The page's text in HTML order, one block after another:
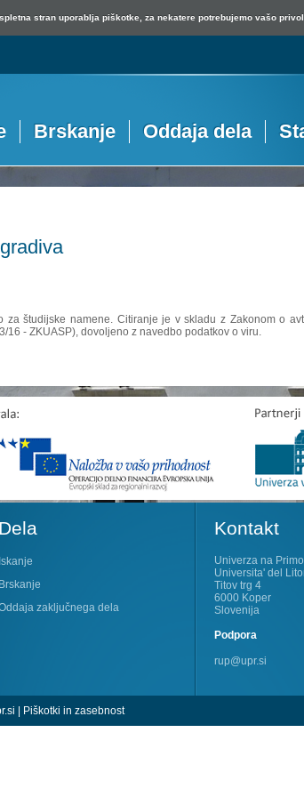
stran uporablja piškotke, za nekatere potrebujemo vašo
Brskanje Oddaja dela
za študijske namene. Citiranje je v skladu z Zakonom o
- ZKUASP), dovoljeno z navedbo podatkov o viru.
Dela
Iskanje
Brskanje
zaključnega dela
Kontakt
Univerza na
Universita' del
Titov trg 4
6000 Koper
Slovenija
Podpora
rup@upr.si
| Piškotki in zasebnost